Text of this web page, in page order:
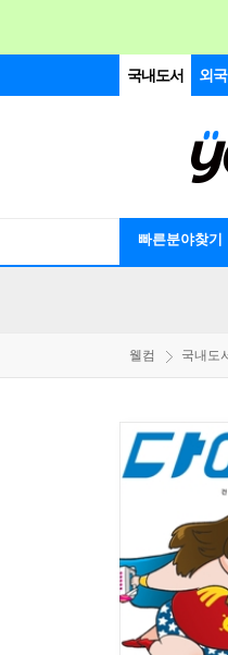
국내도서 외
빠른분야찾기
웰컴 국내도